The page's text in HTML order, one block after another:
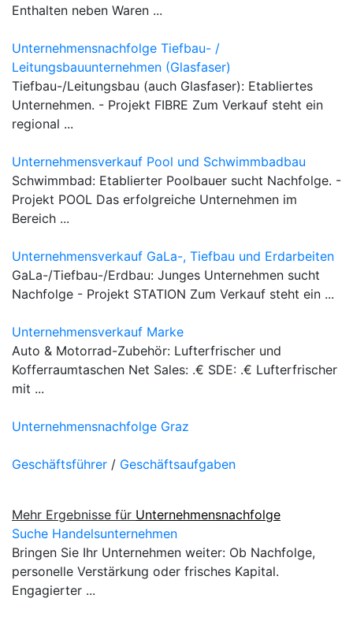
Enthalten neben Waren ...
Unternehmensnachfolge Tiefbau- /
Leitungsbauunternehmen (Glasfaser)
Tiefbau-/Leitungsbau (auch Glasfaser): Etabliertes
Unternehmen. - Projekt FIBRE Zum Verkauf steht ein
regional ...
Unternehmensverkauf Pool und Schwimmbadbau
Schwimmbad: Etablierter Poolbauer sucht Nachfolge. -
Projekt POOL Das erfolgreiche Unternehmen im
Bereich ...
Unternehmensverkauf GaLa-, Tiefbau und Erdarbeiten
GaLa-/Tiefbau-/Erdbau: Junges Unternehmen sucht
Nachfolge - Projekt STATION Zum Verkauf steht ein ...
Unternehmensverkauf Marke
Auto & Motorrad-Zubehör: Lufterfrischer und
Kofferraumtaschen Net Sales: .€ SDE: .€ Lufterfrischer
mit ...
Unternehmensnachfolge Graz
Geschäftsführer / Geschäftsaufgaben
Mehr Ergebnisse für Unternehmensnachfolge
Suche Handelsunternehmen
Bringen Sie Ihr Unternehmen weiter: Ob Nachfolge,
personelle Verstärkung oder frisches Kapital.
Engagierter ...